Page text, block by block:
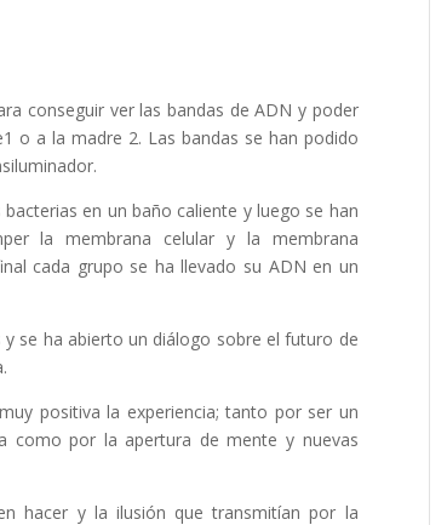
conseguir ver las bandas de ADN y poder
o a la madre 2. Las bandas se han podido
en un baño caliente y luego se han
la membrana celular y la membrana
cada grupo se ha llevado su ADN en un
se ha abierto un diálogo sobre el futuro de
positiva la experiencia; tanto por ser un
como por la apertura de mente y nuevas
hacer y la ilusión que transmitían por la